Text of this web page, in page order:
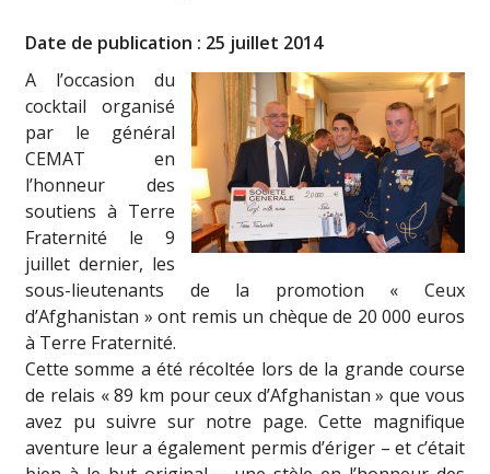
Date de publication : 25 juillet 2014
A l’occasion du
cocktail organisé
par le général
CEMAT en
l’honneur des
soutiens à Terre
Fraternité le 9
juillet dernier, les
sous-lieutenants de la promotion « Ceux
d’Afghanistan » ont remis un chèque de 20 000 euros
à Terre Fraternité.
Cette somme a été récoltée lors de la grande course
de relais « 89 km pour ceux d’Afghanistan » que vous
avez pu suivre sur notre page. Cette magnifique
aventure leur a également permis d’ériger – et c’était